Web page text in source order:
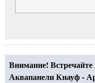
Внимание!
Аквапанели Кнауф -